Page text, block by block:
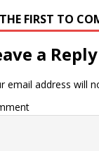
印度空军总参谋长讲
基斯坦空军6架战机
时印度空军参谋长辛
在地面上的，巴基斯
空军发射的导弹（苏
机空射的布拉莫斯超音
“摧毁”。印度空军参
FIRST TO
a Reply
email address will